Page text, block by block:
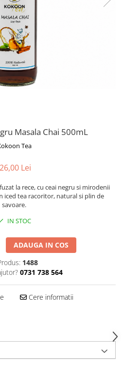
Masala Chai 500mL
Tea
26,00 Lei
la rece, cu ceai negru si mirodenii
iced tea racoritor, natural si plin de
savoare.
IN STOC
ADAUGA IN COS
1488
0731 738 564
Cere informatii